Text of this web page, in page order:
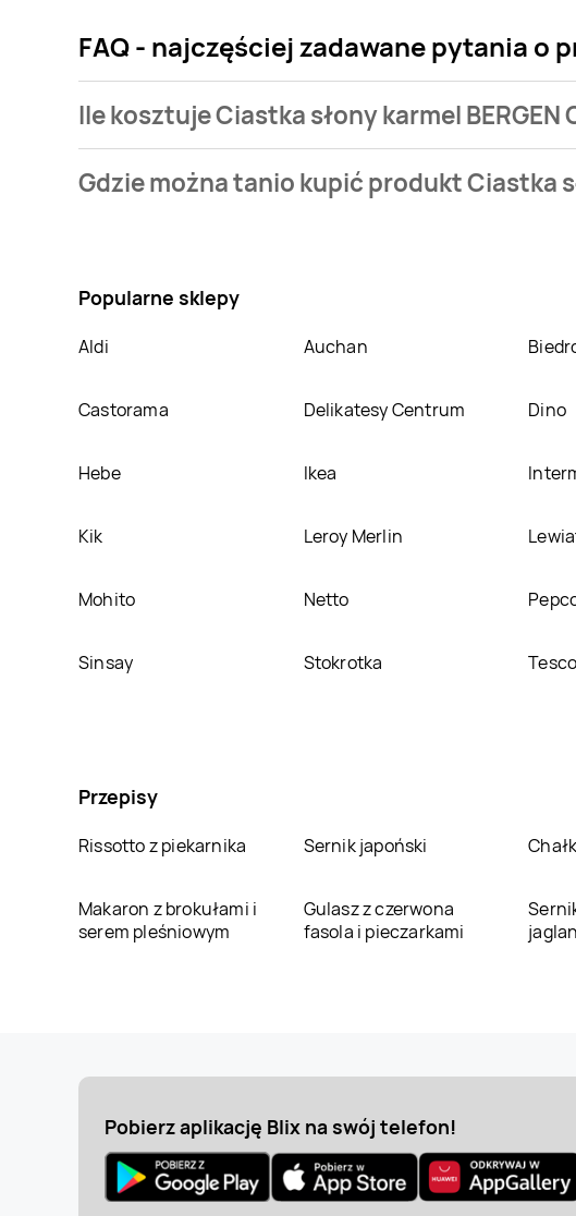
FAQ - najczęściej zadawane pytania o
Ile kosztuje Ciastka słony karmel BERGEN
karmel BERGEN OBSESSION kosztuje od 2,25 zł do 3,5 zł.
Gdzie można tanio kupić produkt Ciastka
Popularne sklepy
Aldi Auchan
Castorama Delikatesy Centrum Dino
Hebe Ikea
Kik Leroy Merlin
Mohito Netto
Sinsay Stokrotka Tesco
Przepisy
Rissotto z piekarnika Sernik japoński
Makaron z brokułami i
serem pleśniowym
Gulasz z czerwona
fasola i pieczarkami
Pobierz aplikację Blix na swój telefon!